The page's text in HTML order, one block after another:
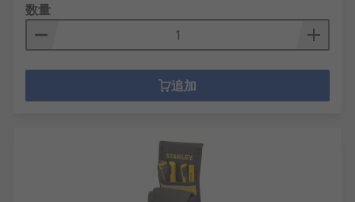
数量
追加